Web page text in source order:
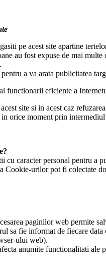
pe acest site apartine
au fost expuse de mai
a va arata publicitatea
functionarii eficiente a
site si in acest caz
orice moment prin
caracter personal pentru a
Cookie-urilor pot fi colectate
paginilor web permite
sa fie informat de fiecare
ului web).
anumite functionalitati ale